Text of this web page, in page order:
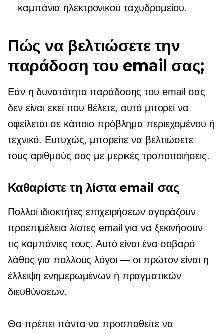
καμπάνια ηλεκτρονικού ταχυδρομείου.
Πώς να βελτιώσετε την
παράδοση του email σας;
Εάν η δυνατότητα παράδοσης του email σας
δεν είναι εκεί που θέλετε, αυτό μπορεί να
οφείλεται σε κάποιο πρόβλημα περιεχομένου ή
τεχνικό. Ευτυχώς, μπορείτε να βελτιώσετε
τους αριθμούς σας με μερικές τροποποιήσεις.
Καθαρίστε τη λίστα email σας
Πολλοί ιδιοκτήτες επιχειρήσεων αγοράζουν
προεπιμέλεια λίστες email για να ξεκινήσουν
τις καμπάνιες τους. Αυτό είναι ένα σοβαρό
λάθος για πολλούςλόγοι — οι πρώτον είναι η
έλλειψη ενημερωμένων ή πραγματικών
διευθύνσεων.
Θα πρέπει πάντα να προσπαθείτε να